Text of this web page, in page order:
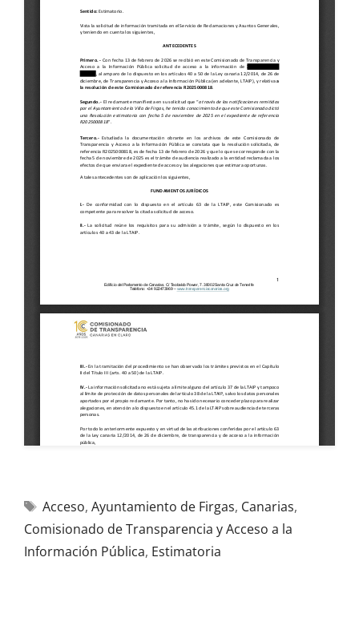
Acceso, Ayuntamiento de Firgas, Canarias,
Comisionado de Transparencia y Acceso a la
Información Pública, Estimatoria